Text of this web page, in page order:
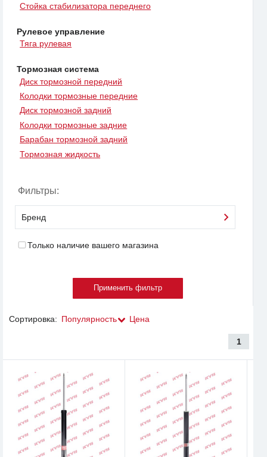
Стойка стабилизатора переднего
Рулевое управление
Тяга рулевая
Тормозная система
Диск тормозной передний
Колодки тормозные передние
Диск тормозной задний
Колодки тормозные задние
Барабан тормозной задний
Тормозная жидкость
Фильтры:
Бренд
Только наличие вашего магазина
Сортировка: Популярность Цена
1